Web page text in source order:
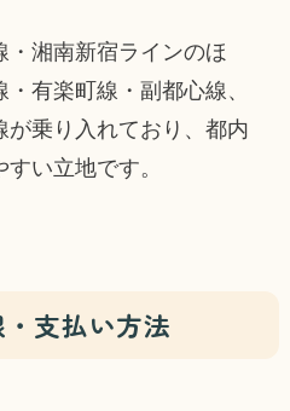
湘南新宿ラインのほ
有楽町線・副都心線、
乗り入れており、都内
い立地です。
支払い方法